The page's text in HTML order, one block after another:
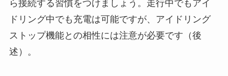
ら接続する習慣をつけましょう。走行中でもアイ
ドリング中でも充電は可能ですが、アイドリング
ストップ機能との相性には注意が必要です（後
述）。